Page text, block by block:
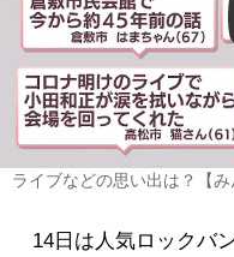
ライブなどの思い出は？【み
14日は人気ロックバ